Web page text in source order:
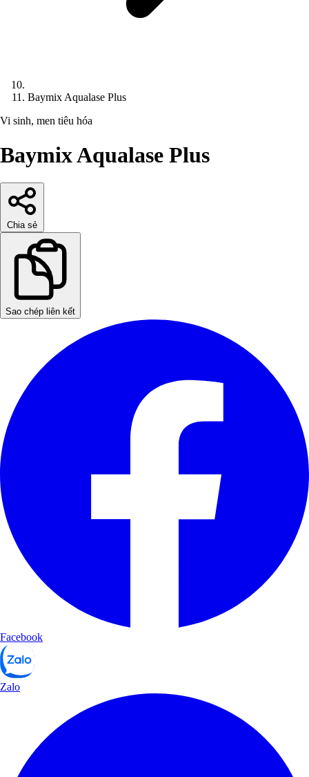
Baymix Aqualase Plus
Vi sinh, men tiêu hóa
Baymix Aqualase Plus
Chia sẻ
Sao chép liên kết
Facebook
Zalo